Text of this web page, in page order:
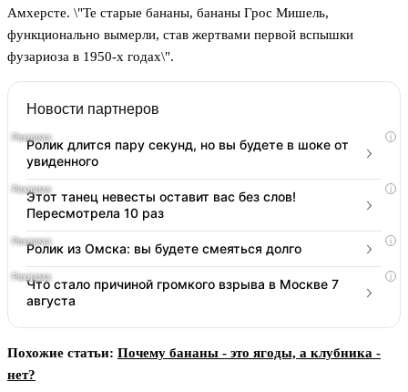
Амхерсте. \"Те старые бананы, бананы Грос Мишель,
функционально вымерли, став жертвами первой вспышки
фузариоза в 1950-х годах\".
Новости партнеров
i
Ролик длится пару секунд, но вы будете в шоке от
увиденного
i
Этот танец невесты оставит вас без слов!
Пересмотрела 10 раз
i
Ролик из Омска: вы будете смеяться долго
i
Что стало причиной громкого взрыва в Москве 7
августа
Похожие статьи: Почему бананы - это ягоды, а клубника -
нет?